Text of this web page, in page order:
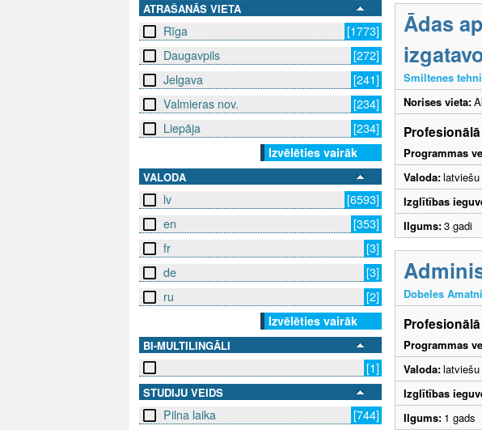
ATRAŠANĀS VIETA
Rīga
[1773]
Daugavpils
[272]
Jelgava
[241]
Valmieras nov.
[234]
Liepāja
[234]
Izvēlēties vairāk
VALODA
lv
[6593]
en
[353]
fr
[3]
de
[3]
ru
[2]
Izvēlēties vairāk
BI-MULTILINGĀLI
[1]
STUDIJU VEIDS
Pilna laika
[744]
Ādas
Smiltenes
Norises vieta:
Programmas
Valoda:latviešu
Izglītības
Ilgums:3 gadi
Dobeles
Programmas
Valoda:latviešu
Izglītības
Ilgums: 1 gads